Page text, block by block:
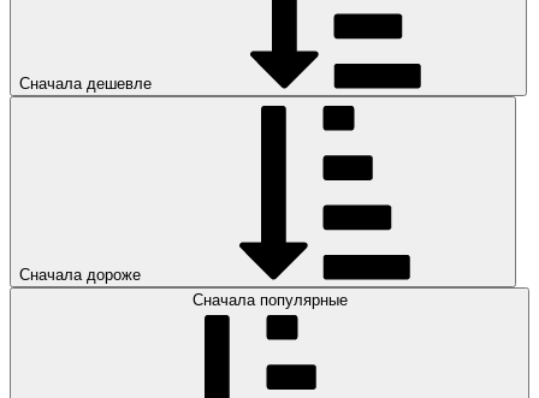
Сначала дешевле
Сначала дороже
Сначала популярные